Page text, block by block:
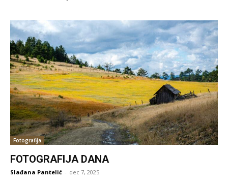
Fotografija
FOTOGRAFIJA DANA
Slađana Pantelić - dec 7, 2025